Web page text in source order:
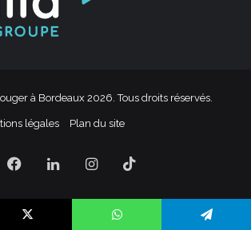
à Bordeaux 2026. Tous droits réservés.
légales Plan du site
Facebook
LinkedinInstagram